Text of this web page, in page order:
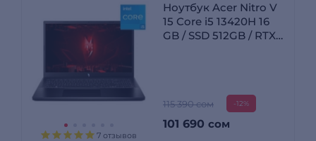
7 отзывов
Ноутбук Acer Nitro V
15 Core i5 13420H 16
GB / SSD 512GB / RTX
115 390 сом -12%
101 690 сом